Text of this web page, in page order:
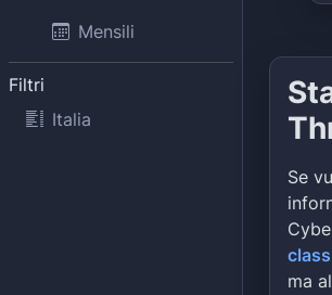
Mensili
Filtri
Italia
Se
ma